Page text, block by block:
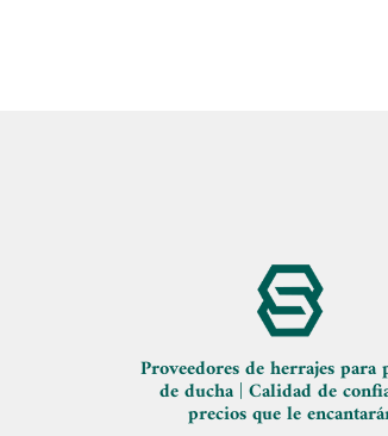
Proveedores de herrajes para
de ducha | Calidad de
precios que le